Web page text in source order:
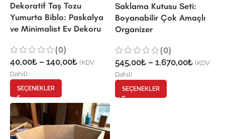
Dekoratif Taş Tozu
Yumurta Biblo: Paskalya
ve Minimalist Ev Dekoru
(0)
40,00₺ – 140,00₺ (KDV
Dahil)
SEÇENEKLER
Saklama Kutusu Seti:
Boyanabilir Çok Amaçlı
Organizer
(0)
545,00₺ – 1.670,00₺ (KDV
Dahil)
SEÇENEKLER